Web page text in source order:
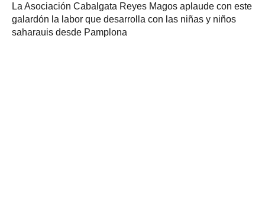
La Asociación Cabalgata Reyes Magos aplaude con este
galardón la labor que desarrolla con las niñas y niños
saharauis desde Pamplona